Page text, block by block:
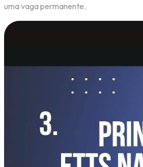
uma vaga permanente.